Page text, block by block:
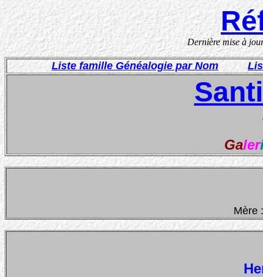
Dernière mise à
Liste famille Généalogie par Nom
Galer
Mère